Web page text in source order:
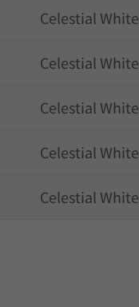
Celestial White
Celestial White
Celestial White
Celestial White
Celestial White